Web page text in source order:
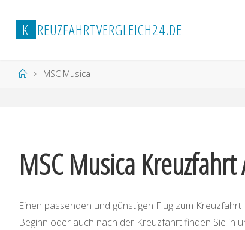
Inhalt
springen
K REUZFAHRTVERGLEICH24.DE
StartMSC Musica
MSC Musica
Einen passenden und günstigen Flug zum
Beginn oder auch nach der Kreuzfahrt finden Sie in